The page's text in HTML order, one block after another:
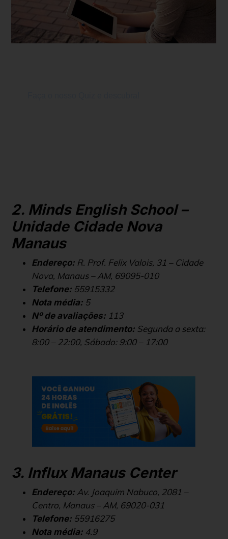
2. Minds English School –
Unidade Cidade Nova
Manaus
Endereço: R. Prof. Felix Valois, 31 – Cidade
Nova, Manaus – AM, 69095-010
Telefone: 55915332
Nota média: 5
Nº de avaliações: 113
Horário de atendimento: Segunda a sexta:
8:00 – 22:00, Sábado: 9:00 – 17:00
3. Influx Manaus Center
Endereço: Av. Joaquim Nabuco, 2081 –
Centro, Manaus – AM, 69020-031
Telefone: 55916275
Nota média: 4.9